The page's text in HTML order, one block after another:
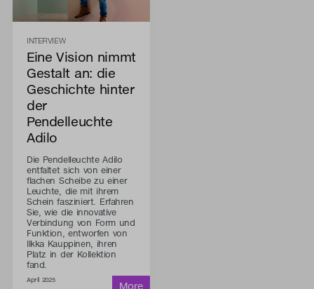
INTERVIEW
Eine Vision nimmt
Gestalt an: die
Geschichte hinter
der
Pendelleuchte
Adilo
Die Pendelleuchte Adilo
entfaltet sich von einer
flachen Scheibe zu einer
Leuchte, die mit ihrem
Schein fasziniert. Erfahren
Sie, wie die innovative
Verbindung von Form und
Funktion, entworfen von
Ilkka Kauppinen, ihren
Platz in der Kollektion
fand.
April 2025